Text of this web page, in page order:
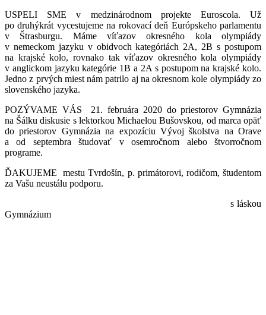
USPELI SME v medzinárodnom projekte Euroscola. Už
po druhýkrát vycestujeme na rokovací deň Európskeho parlamentu
v Štrasburgu. Máme víťazov okresného kola olympiády
v nemeckom jazyku v obidvoch kategóriách 2A, 2B s postupom
na krajské kolo, rovnako tak víťazov okresného kola olympiády
v anglickom jazyku kategórie 1B a 2A s postupom na krajské kolo.
Jedno z prvých miest nám patrilo aj na okresnom kole olympiády zo
slovenského jazyka.
POZÝVAME VÁS 21. februára 2020 do priestorov Gymnázia
na Šálku diskusie s lektorkou Michaelou Bušovskou, od marca opäť
do priestorov Gymnázia na expozíciu Vývoj školstva na Orave
a od septembra študovať v osemročnom alebo štvorročnom
programe.
ĎAKUJEME mestu Tvrdošín, p. primátorovi, rodičom, študentom
za Vašu neustálu podporu.
s láskou
Gymnázium